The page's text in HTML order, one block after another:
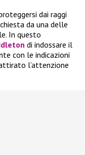
dai raggi
da una delle
In questo
di indossare il
con le indicazioni
l’attenzione